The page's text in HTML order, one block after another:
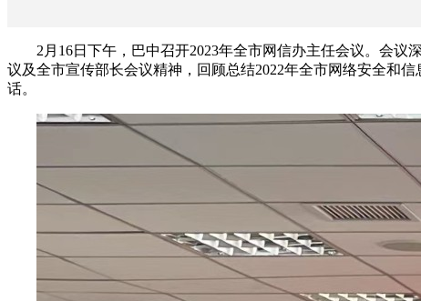
2月16日下午，巴中召开2023年全市网信办主任会议。会
议及全市宣传部长会议精神，回顾总结2022年全市网络安全和
话。